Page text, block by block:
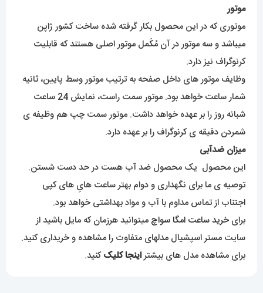
موتور
موتوری که در این محصول بکار گرفته شده ساخت کشور ژاپن
میباشد و سه موتور در آن مُکَمل موتور اصلی هستند که قابلیت
کرنوگراف نیز دارد.
وظایف موتور های داخل صفحه به ترتیب موتور وسط پایین، ثانیه
شمار ساعت خواهد بود. موتور سمت راست، نمایش 24 ساعت
شبانه روز را بر عهده خواهد داشت. موتور سمت چپ هم وظیفه ی
شمردن دقیقه ی کرنوگراف را بر عهده دارد.
میزان ضدآبی
این محصول یک محصول ضد آب هست در حد دست شستن.
توصیه ی ما برای نگهداری و دوام بهتر ساعت هایِ های کپی
اجتناب از تماس مداوم با آب و مواد بهداشتی خواهد بود.
برای خرید ساعت امگا سواچ میتوانید هرزمان که مایل باشید از
سایت مستر اسپشیال مدلهای متفاوت را مشاهده و خریداری کنید.
برای مشاهده مدل های بیشتراینجا کلیککنید.